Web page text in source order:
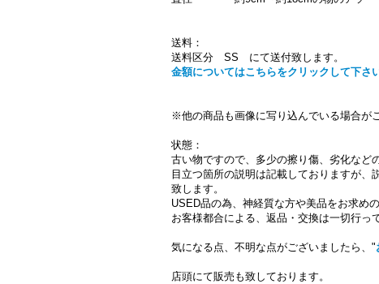
送料：
送料区分 SS にて送付致します。
金額についてはこちらをクリックして下さい
※他の商品も画像に写り込んでいる場合が
状態：
古い物ですので、多少の擦り傷、劣化など
目立つ箇所の説明は記載しておりますが
致します。
USED品の為、神経質な方や美品をお求め
お客様都合による、返品・交換は一切行っ
気になる点、不明な点がございましたら、"
店頭にて販売も致しております。